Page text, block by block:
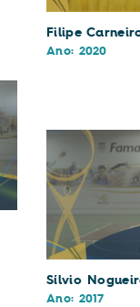
Filipe
Ano: 2020
Sílvio
Ano: 2017